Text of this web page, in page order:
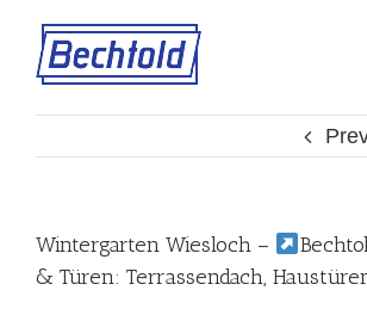
content
Wintergarten Wiesloch –
& Türen: Terrassendach,